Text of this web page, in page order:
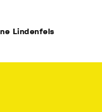
Lindenfels